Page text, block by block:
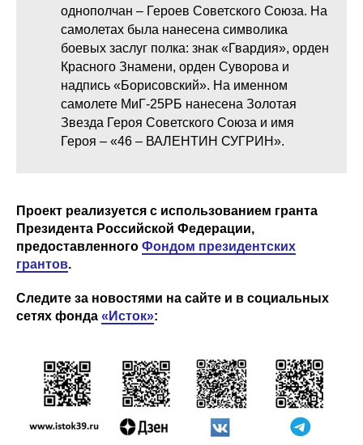
однополчан – Героев Советского Союза. На
самолетах была нанесена символика
боевых заслуг полка: знак «Гвардия», орден
Красного Знамени, орден Суворова и
надпись «Борисовский». На именном
самолете МиГ-25РБ нанесена Золотая
Звезда Героя Советского Союза и имя
Героя – «46 – ВАЛЕНТИН СУГРИН».
Проект реализуется с использованием гранта
Президента Российской Федерации,
предоставленного Фондом президентских
грантов.
Следите за новостями на сайте и в социальных
сетях фонда «Исток»: